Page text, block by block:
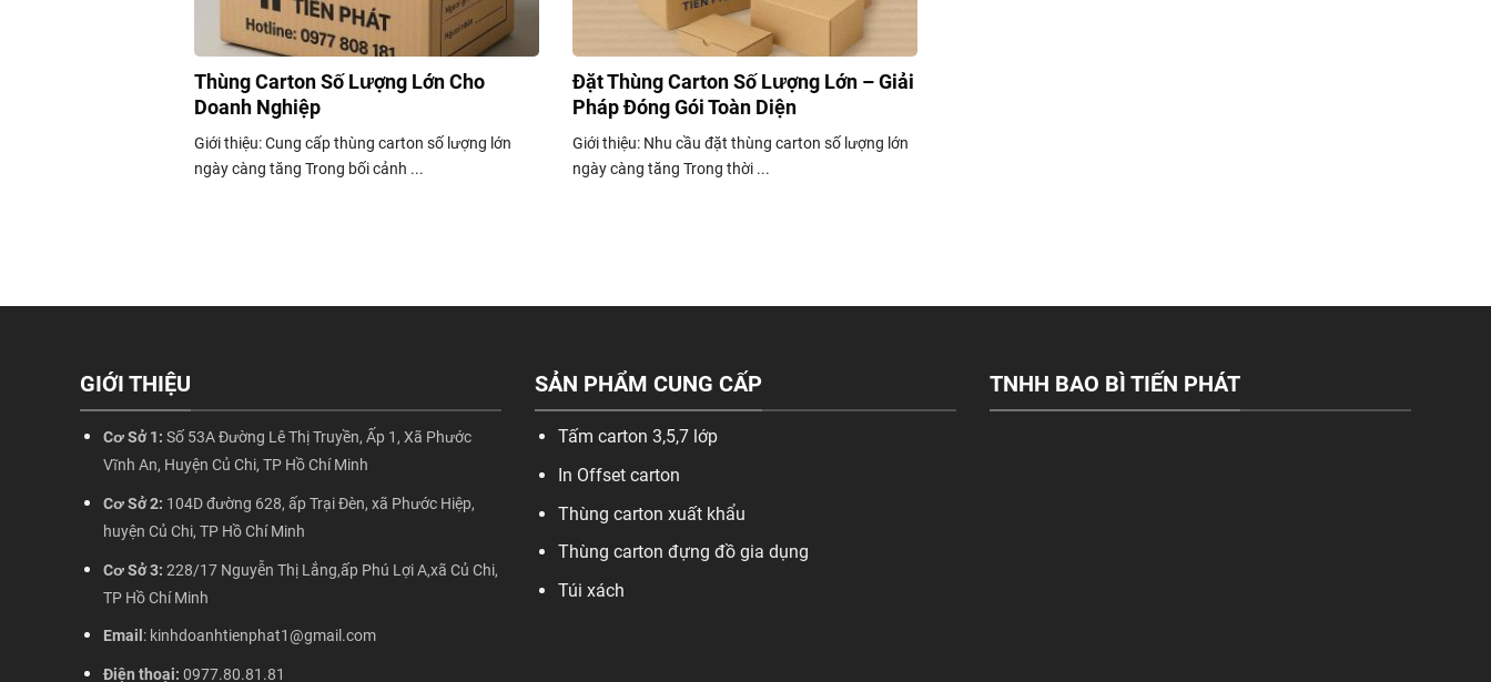
Thùng Carton Số Lượng Lớn Cho
Doanh Nghiệp
Giới thiệu: Cung cấp thùng carton số lượng lớn
ngày càng tăng Trong bối cảnh ...
Đặt Thùng Carton Số Lượng Lớn – Giải
Pháp Đóng Gói Toàn Diện
Giới thiệu: Nhu cầu đặt thùng carton số lượng lớn
ngày càng tăng Trong thời ...
GIỚI THIỆU
Cơ Sở 1: Số 53A Đường Lê Thị Truyền, Ấp 1, Xã Phước
Vĩnh An, Huyện Củ Chi, TP Hồ Chí Minh
Cơ Sở 2: 104D đường 628, ấp Trại Đèn, xã Phước Hiệp,
huyện Củ Chi, TP Hồ Chí Minh
Cơ Sở 3: 228/17 Nguyễn Thị Lắng,ấp Phú Lợi A,xã Củ Chi,
TP Hồ Chí Minh
Email : kinhdoanhtienphat1@gmail.com
Điện thoại: 0977.80.81.81
SẢN PHẨM CUNG CẤP
Tấm carton 3,5,7 lớp
In Offset carton
Thùng carton xuất khẩu
Thùng carton đựng đồ gia dụng
Túi xách
TNHH BAO BÌ TIẾN PHÁT